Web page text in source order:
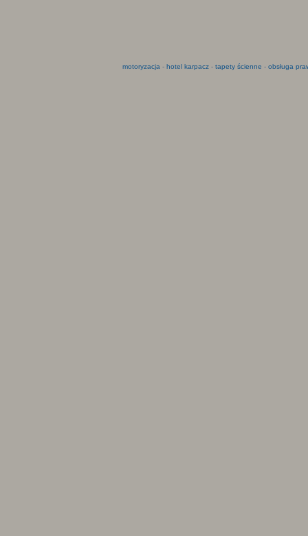
motoryzacja - hotel karpacz- tapety ścienne - obsługa